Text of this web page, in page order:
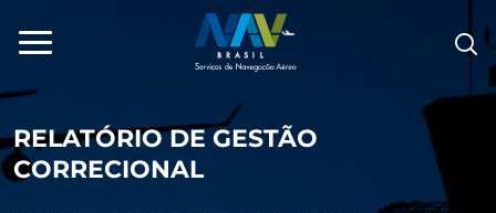
para
conteúdo
RELATÓRIO DE GESTÃO
CORRECIONAL